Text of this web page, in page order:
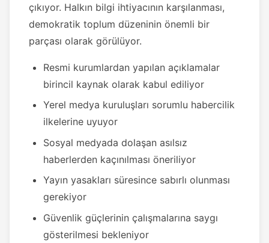
çıkıyor. Halkın bilgi ihtiyacının karşılanması,
demokratik toplum düzeninin önemli bir
parçası olarak görülüyor.
Resmi kurumlardan yapılan açıklamalar
birincil kaynak olarak kabul ediliyor
Yerel medya kuruluşları sorumlu habercilik
ilkelerine uyuyor
Sosyal medyada dolaşan asılsız
haberlerden kaçınılması öneriliyor
Yayın yasakları süresince sabırlı olunması
gerekiyor
Güvenlik güçlerinin çalışmalarına saygı
gösterilmesi bekleniyor